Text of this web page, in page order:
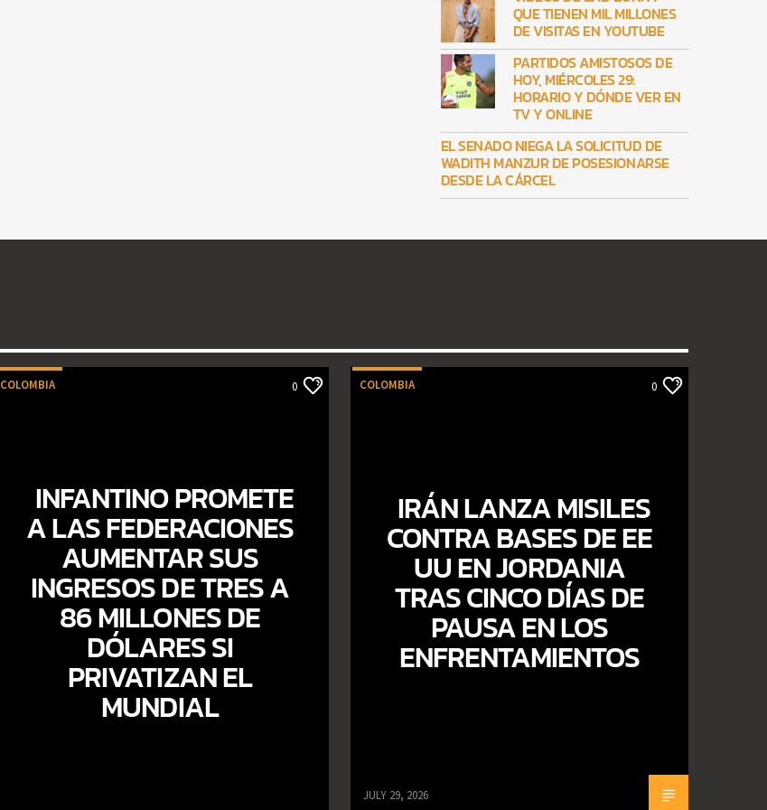
QUE TIENEN MIL MILLONES
DE VISITAS EN YOUTUBE
PARTIDOS AMISTOSOS DE
HOY, MIÉRCOLES 29:
HORARIO Y DÓNDE VER EN
TV Y ONLINE
EL SENADO NIEGA LA SOLICITUD DE
WADITH MANZUR DE POSESIONARSE
DESDE LA CÁRCEL
COLOMBIA 0
INFANTINO PROMETE
A LAS FEDERACIONES
AUMENTAR SUS
INGRESOS DE TRES A
86 MILLONES DE
DÓLARES SI
PRIVATIZAN EL
MUNDIAL
COLOMBIA 0
IRÁN LANZA MISILES
CONTRA BASES DE EE
UU EN JORDANIA
TRAS CINCO DÍAS DE
PAUSA EN LOS
ENFRENTAMIENTOS
JULY 29, 2026